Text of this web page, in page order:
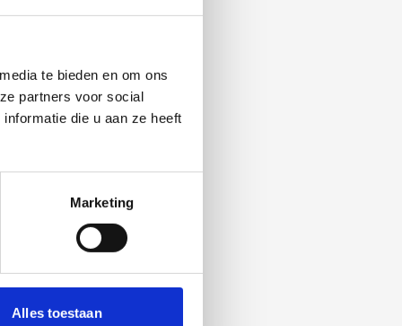
te bieden en om ons
partners voor social
die u aan ze heeft
Marketing
Alles toestaan
zij de vraag